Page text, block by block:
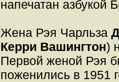
напечатан азбукой
Жена Рэя Чарльза
Керри Вашингтон)
Первой женой Рэя
поженились в 1951